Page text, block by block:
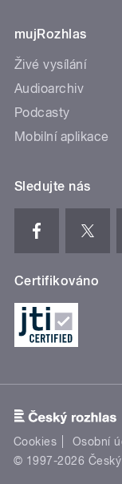
mujRozhlas
Živé vysílání
Audioarchiv
Podcasty
Mobilní aplikace
Sledujte nás
Certifikováno
Cookies Osobní
© 1997-2026